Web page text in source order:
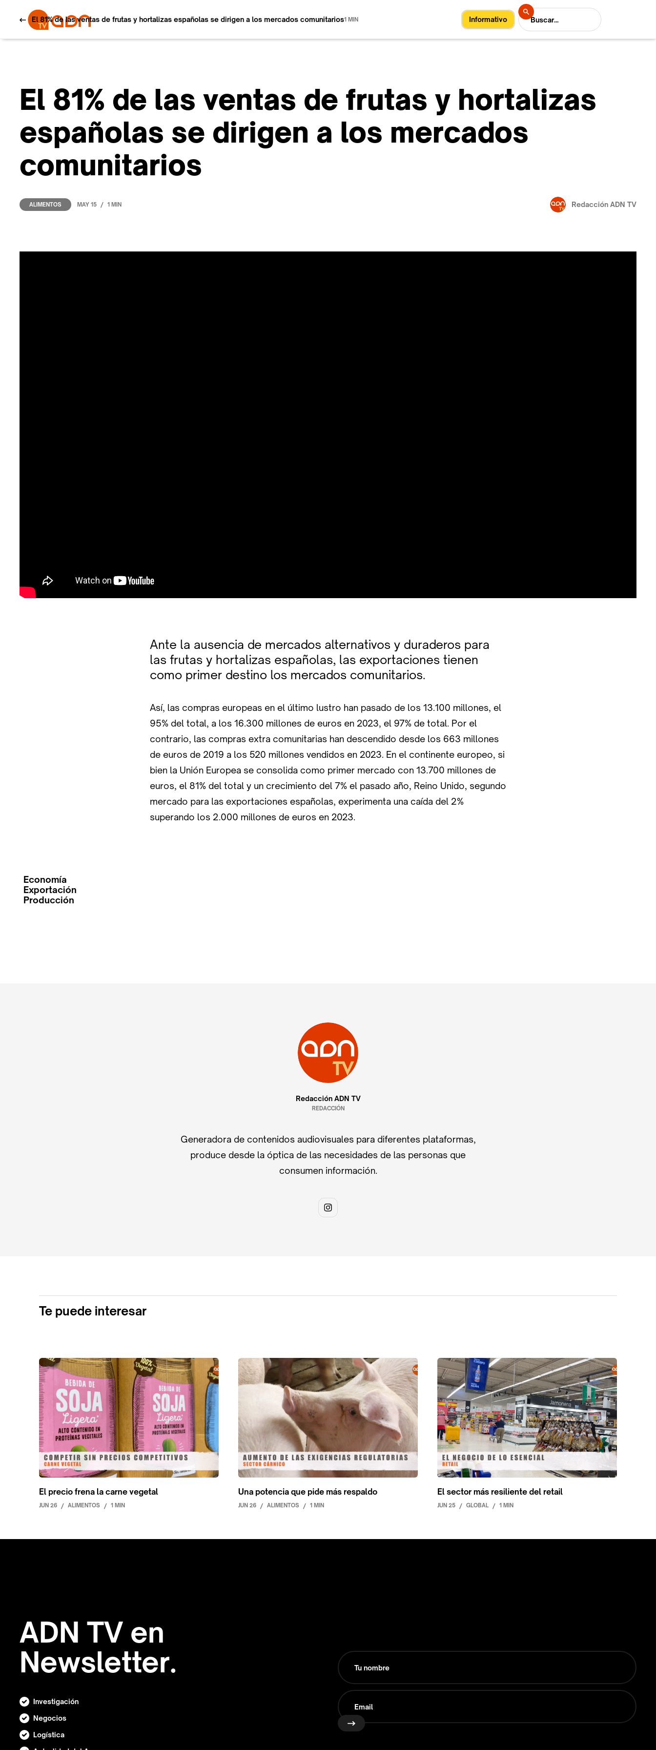
Informativo
El 81% de las ventas de frutas y hortalizas españolas se dirigen a los mercados comunitarios1 MIN
El 81% de las ventas de frutas y hortalizas
españolas se dirigen a los mercados
comunitarios
ALIMENTOS MAY 15 / 1 MIN Redacción ADN TV
Ante la ausencia de mercados alternativos y duraderos para
las frutas y hortalizas españolas, las exportaciones tienen
como primer destino los mercados comunitarios.
Así, las compras europeas en el último lustro han pasado de los 13.100 millones, el
95% del total, a los 16.300 millones de euros en 2023, el 97% de total. Por el
contrario, las compras extra comunitarias han descendido desde los 663 millones
de euros de 2019 a los 520 millones vendidos en 2023. En el continente europeo, si
bien la Unión Europea se consolida como primer mercado con 13.700 millones de
euros, el 81% del total y un crecimiento del 7% el pasado año, Reino Unido, segundo
mercado para las exportaciones españolas, experimenta una caída del 2%
superando los 2.000 millones de euros en 2023.
Economía
Exportación
Producción
Redacción ADN TV
REDACCIÓN
Generadora de contenidos audiovisuales para diferentes plataformas,
produce desde la óptica de las necesidades de las personas que
consumen información.
Te puede interesar
El precio frena la carne vegetal
JUN 26 / ALIMENTOS / 1 MIN
Una potencia que pide más respaldo
JUN 26 / ALIMENTOS / 1 MIN
El sector más resiliente del retail
JUN 25 / GLOBAL / 1 MIN
ADN TV en
Newsletter.
Investigación
Negocios
Logística